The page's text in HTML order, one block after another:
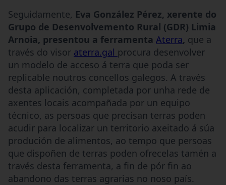
Seguidamente, Eva González Pérez, xerente do
Grupo de Desenvolvemento Rural (GDR) Limia
Arnoia, presentou a ferramenta Aterra, que a
través do visor aterra.gal procura desenvolver
un modelo de acceso á terra que poda ser
replicable noutros concellos galegos. A través
desta aplicación, completada por unha rede de
axentes locais acompañada por un equipo
técnico, as persoas que precisan terras poden
acudir para localizar un territorio axeitado á súa
produción de alimentos, ao tempo que persoas
que dispoñen de terras poden ofrecelas tamén a
través desta ferramenta, a fin de pór fin ao
abandono das terras agrarias no noso país.